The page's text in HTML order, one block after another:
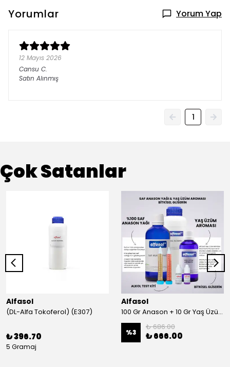
Yorumlar Yorum Yap
12 Mayıs 2026
Cansu C.
Satın Alınmış
1
Çok Satanlar
Alfasol
(DL-Alfa Tokoferol) (E307)
₺ 396.70
5 Gramaj
Alfasol
100 Gr Anason + 10 Gr Yaş Üzüm + 250 Gr Gliserin + Alkol Test Kiti
%3
₺ 686.00
₺ 666.00